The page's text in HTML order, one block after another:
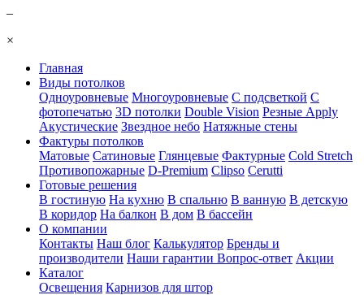
–
×
Главная
Виды потолков
Одноуровневые Многоуровневые С подсветкой С
фотопечатью 3D потолки Double Vision Резные Apply
Акустические Звездное небо Натяжные стены
Фактуры потолков
Матовые Сатиновые Глянцевые Фактурные Cold Stretch
Противопожарные D-Premium Clipso Cerutti
Готовые решения
В гостиную На кухню В спальню В ванную В детскую
В коридор На балкон В дом В бассейн
О компании
Контакты Наш блог Калькулятор Бренды и
производители Наши гарантии Вопрос-ответ Акции
Каталог
Освещения Карнизов для штор